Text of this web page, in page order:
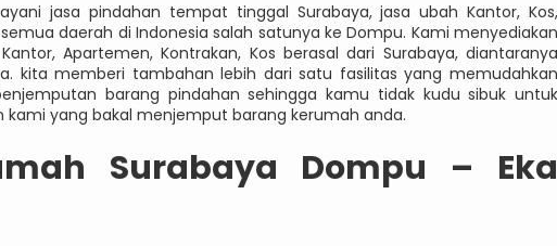
jasa pindahan tempat tinggal Surabaya, jasa ubah Kantor, Kos,
daerah di Indonesia salah satunya ke Dompu. Kami menyediakan
Apartemen, Kontrakan, Kos berasal dari Surabaya, diantaranya
kita memberi tambahan lebih dari satu fasilitas yang memudahkan
barang pindahan sehingga kamu tidak kudu sibuk untuk
yang bakal menjemput barang kerumah anda.
Surabaya Dompu – Eka